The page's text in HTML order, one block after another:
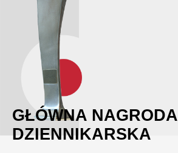
GŁÓWNA NAGRODA
DZIENNIKARSKA